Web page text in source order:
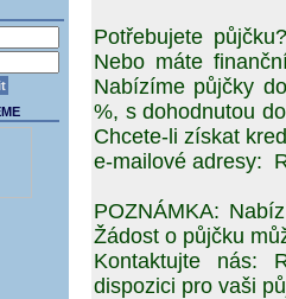
Potřebujete
Nebo máte
Nabízíme půjčky
%, s dohodnutou
Chcete-li získat
e-mailové adresy:
POZNÁMKA:
Žádost o půjčku
Kontaktujte nás:
dispozici pro vaši